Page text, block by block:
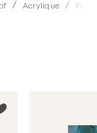
Acrylique